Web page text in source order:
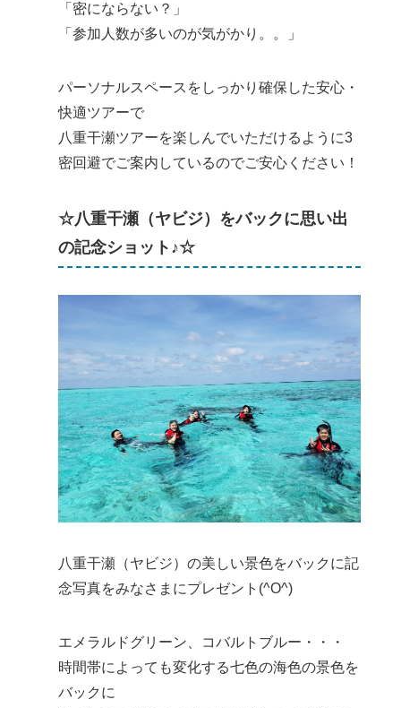
「密にならない？」
「参加人数が多いのが気がかり。。」
パーソナルスペースをしっかり確保した安心・
快適ツアーで
八重干瀬ツアーを楽しんでいただけるように3
密回避でご案内しているのでご安心ください！
☆八重干瀬（ヤビジ）をバックに思い出
の記念ショット♪☆
八重干瀬（ヤビジ）の美しい景色をバックに記
念写真をみなさまにプレゼント(^O^)
エメラルドグリーン、コバルトブルー・・・
時間帯によっても変化する七色の海色の景色を
バックに